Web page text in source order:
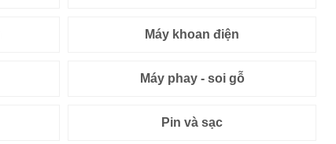
Máy khoan điện
Máy phay - soi gỗ
Pin và sạc